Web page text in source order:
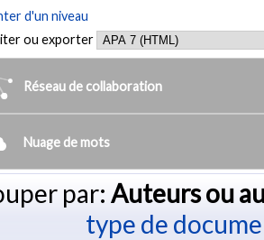
d'un niveau
ou exporter
Réseau de collaboration
Nuage de mots
par: Auteurs ou
type de